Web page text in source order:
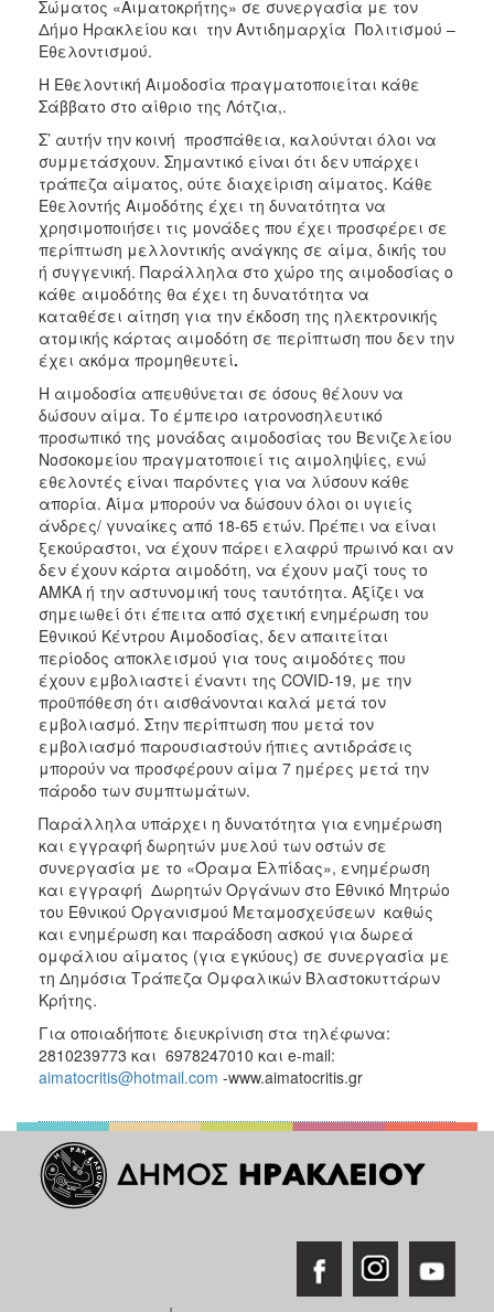
Σώματος «Αιματοκρήτης» σε συνεργασία με τον
Δήμο Ηρακλείου και την Αντιδημαρχία Πολιτισμού –
Εθελοντισμού.
Η Εθελοντική Αιμοδοσία πραγματοποιείται κάθε
Σάββατο στο αίθριο της Λότζια,.
Σ’ αυτήν την κοινή προσπάθεια, καλούνται όλοι να
συμμετάσχουν. Σημαντικό είναι ότι δεν υπάρχει
τράπεζα αίματος, ούτε διαχείριση αίματος. Κάθε
Εθελοντής Αιμοδότης έχει τη δυνατότητα να
χρησιμοποιήσει τις μονάδες που έχει προσφέρει σε
περίπτωση μελλοντικής ανάγκης σε αίμα, δικής του
ή συγγενική. Παράλληλα στο χώρο της αιμοδοσίας ο
κάθε αιμοδότης θα έχει τη δυνατότητα να
καταθέσει αίτηση για την έκδοση της ηλεκτρονικής
ατομικής κάρτας αιμοδότη σε περίπτωση που δεν την
έχει ακόμα προμηθευτεί.
Η αιμοδοσία απευθύνεται σε όσους θέλουν να
δώσουν αίμα. Το έμπειρο ιατρονοσηλευτικό
προσωπικό της μονάδας αιμοδοσίας του Βενιζελείου
Νοσοκομείου πραγματοποιεί τις αιμοληψίες, ενώ
εθελοντές είναι παρόντες για να λύσουν κάθε
απορία. Αίμα μπορούν να δώσουν όλοι οι υγιείς
άνδρες/ γυναίκες από 18-65 ετών. Πρέπει να είναι
ξεκούραστοι, να έχουν πάρει ελαφρύ πρωινό και αν
δεν έχουν κάρτα αιμοδότη, να έχουν μαζί τους το
ΑΜΚΑ ή την αστυνομική τους ταυτότητα. Αξίζει να
σημειωθεί ότι έπειτα από σχετική ενημέρωση του
Εθνικού Κέντρου Αιμοδοσίας, δεν απαιτείται
περίοδος αποκλεισμού για τους αιμοδότες που
έχουν εμβολιαστεί έναντι της COVID-19, με την
προϋπόθεση ότι αισθάνονται καλά μετά τον
εμβολιασμό. Στην περίπτωση που μετά τον
εμβολιασμό παρουσιαστούν ήπιες αντιδράσεις
μπορούν να προσφέρουν αίμα 7 ημέρες μετά την
πάροδο των συμπτωμάτων.
Παράλληλα υπάρχει η δυνατότητα για ενημέρωση
και εγγραφή δωρητών μυελού των οστών σε
συνεργασία με το «Όραμα Ελπίδας», ενημέρωση
και εγγραφή Δωρητών Οργάνων στο Εθνικό Μητρώο
του Εθνικού Οργανισμού Μεταμοσχεύσεων καθώς
και ενημέρωση και παράδοση ασκού για δωρεά
ομφάλιου αίματος (για εγκύους) σε συνεργασία με
τη Δημόσια Τράπεζα Ομφαλικών Βλαστοκυττάρων
Κρήτης.
Για οποιαδήποτε διευκρίνιση στα τηλέφωνα:
2810239773 και 6978247010 και e-mail:
aimatocritis@hotmail.com -www.aimatocritis.gr